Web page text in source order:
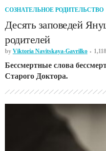
СОЗНАТЕЛЬНОЕ РОДИТЕЛЬСТВО
Десять заповедей
родителей
by Viktoria Navitskaya-Gavrilko
Бессмертные слова
Старого Доктора.